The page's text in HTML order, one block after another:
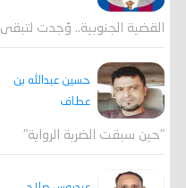
القضية الجنوبية.. وُجدت لتبقى
حسين عبدالله بن
عطاف
"حين سبقت الضربة الرواية"